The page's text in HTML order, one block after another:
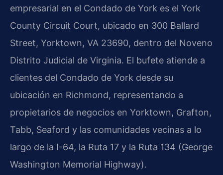
empresarial en el Condado de York es el York
County Circuit Court, ubicado en 300 Ballard
Street, Yorktown, VA 23690, dentro del Noveno
Distrito Judicial de Virginia. El bufete atiende a
clientes del Condado de York desde su
ubicación en Richmond, representando a
propietarios de negocios en Yorktown, Grafton,
Tabb, Seaford y las comunidades vecinas a lo
largo de la I-64, la Ruta 17 y la Ruta 134 (George
Washington Memorial Highway).